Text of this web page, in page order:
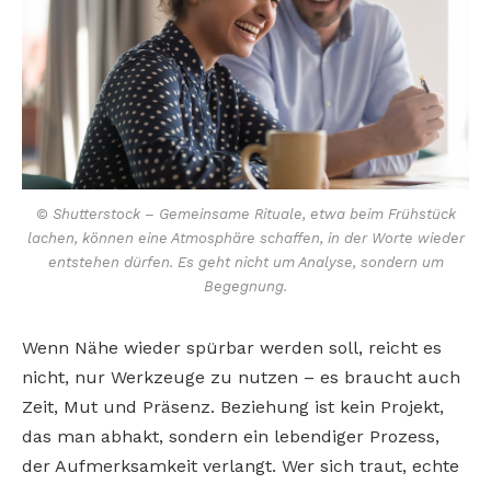
© Shutterstock – Gemeinsame Rituale, etwa beim Frühstück
lachen, können eine Atmosphäre schaffen, in der Worte wieder
entstehen dürfen. Es geht nicht um Analyse, sondern um
Begegnung.
Wenn Nähe wieder spürbar werden soll, reicht es
nicht, nur Werkzeuge zu nutzen – es braucht auch
Zeit, Mut und Präsenz. Beziehung ist kein Projekt,
das man abhakt, sondern ein lebendiger Prozess,
der Aufmerksamkeit verlangt. Wer sich traut, echte